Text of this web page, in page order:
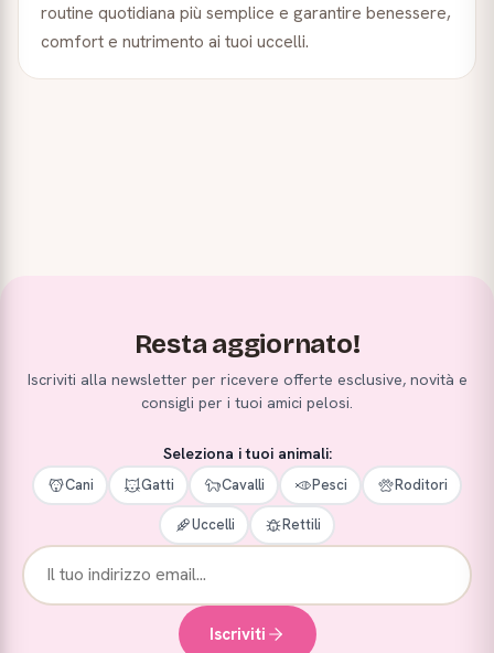
routine quotidiana più semplice e garantire benessere,
comfort e nutrimento ai tuoi uccelli.
Resta aggiornato!
Iscriviti alla newsletter per ricevere offerte esclusive, novità e
consigli per i tuoi amici pelosi.
Seleziona i tuoi animali:
Cani Gatti Cavalli Pesci Roditori
Uccelli Rettili
Iscriviti